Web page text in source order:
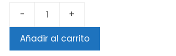
Añadir al carrito